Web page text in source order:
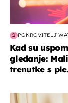
POKROVITELJ
Kad su
gledanje:
trenutke s
moda & ljepota